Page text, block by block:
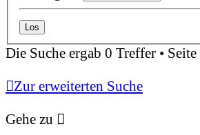
Die Suche ergab 0 Treffer • Seite
Zur erweiterten Suche
Gehe zu